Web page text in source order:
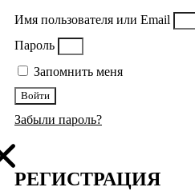
Имя пользователя или Email
Пароль
Запомнить меня
Войти
Забыли пароль?
РЕГИСТРАЦИЯ